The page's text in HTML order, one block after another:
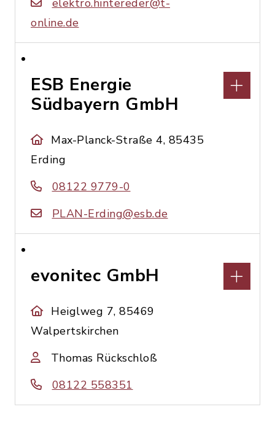
elektro.hintereder@t-
online.de
ESB Energie
Südbayern GmbH
Max-Planck-Straße 4, 85435
Erding
08122 9779-0
PLAN-Erding@esb.de
evonitec GmbH
Heiglweg 7, 85469
Walpertskirchen
Thomas Rückschloß
08122 558351